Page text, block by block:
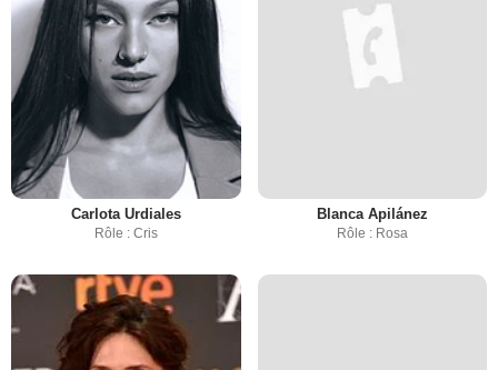
Carlota Urdiales
Rôle : Cris
Blanca Apilánez
Rôle : Rosa